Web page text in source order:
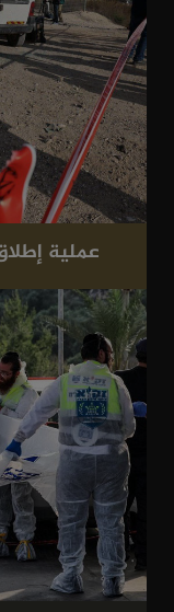
عملية